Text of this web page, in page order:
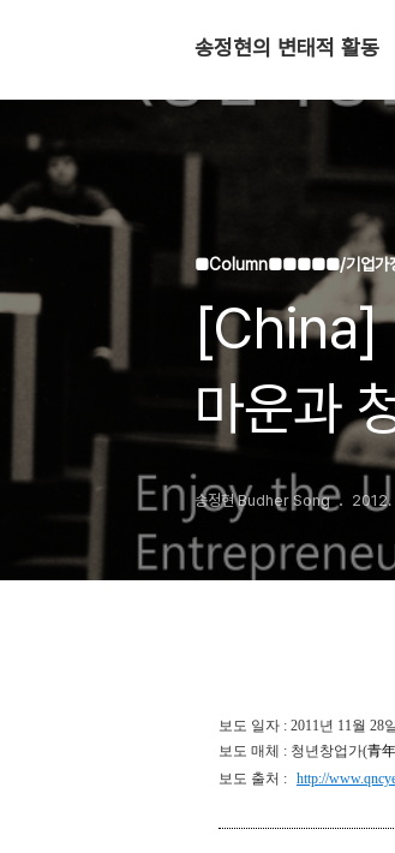
송정현의 변태적 활동
■Column■■■■■/기업가정
[China]
마운과
기업가
송정현 Budher Song 2012.
보도 일자 : 2011년 11월 28일
보도 매체 : 청년창업가(青
보도 출처 : http://